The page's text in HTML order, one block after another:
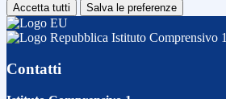
Accetta tutti Salva le preferenze
Istituto Comprensivo 1
Contatti